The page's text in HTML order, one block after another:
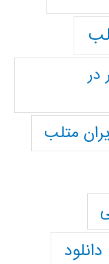
در
متلب
دانلود